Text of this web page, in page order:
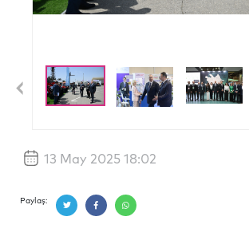
Previous
13 May 2025 18:02
Paylaş: